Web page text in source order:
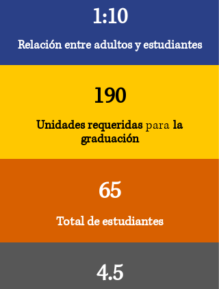
1:10
Relación entre adultos y estudiantes
190
Unidades requeridas para la
graduación
65
Total de estudiantes
4.5